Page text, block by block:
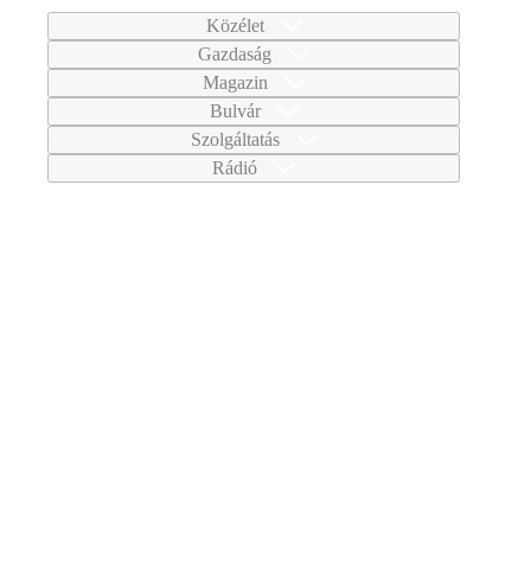
Közélet
Gazdaság
Magazin
Bulvár
Szolgáltatás
Rádió